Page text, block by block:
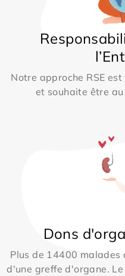
Notre approche RSE
et souhaite être
Dons
Plus de 14400 malades
d'une greffe d'organe.